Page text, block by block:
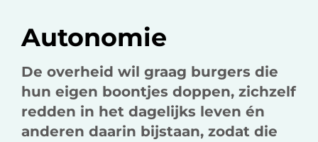
b
o
o
k
e
d
I
n
a
i
Autonomie
De overheid wil graag burgers die
hun eigen boontjes doppen, zichzelf
redden in het dagelijks leven én
anderen daarin bijstaan, zodat die